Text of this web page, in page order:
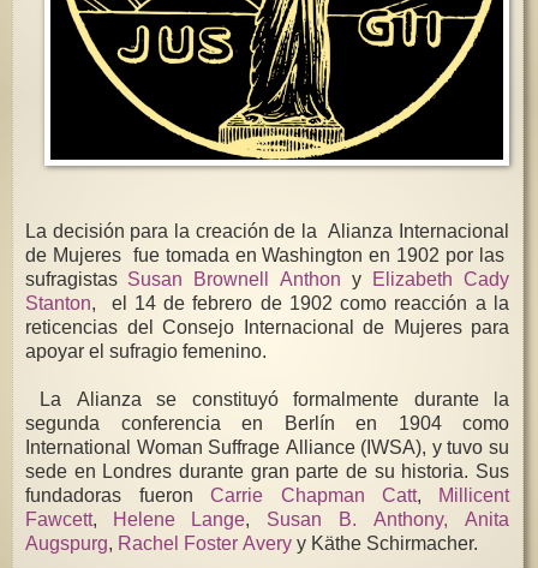
La decisión para la creación de la Alianza Internacional
de Mujeres fue tomada en Washington en 1902 por las
sufragistas Susan Brownell Anthon y
Elizabeth Cady
Stanton, el 14 de febrero de 1902 como reacción a la
reticencias del Consejo Internacional de Mujeres para
apoyar el sufragio femenino.​
La Alianza se constituyó formalmente durante la
segunda conferencia en Berlín en 1904 como
International Woman Suffrage Alliance (IWSA), y tuvo su
sede en Londres durante gran parte de su historia.​ Sus
fundadoras fueron Carrie Chapman Catt,
Millicent
Fawcett, Helene Lange, Susan B. Anthony, Anita
Augspurg, Rachel Foster Avery y Käthe Schirmacher.